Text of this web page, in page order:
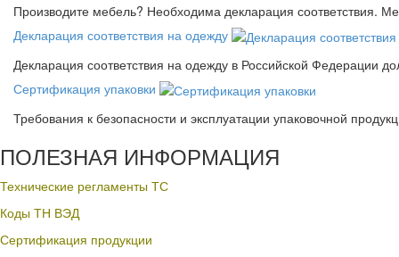
Производите мебель? Необходима декларация соответствия.
Декларация соответствия на одежду
Декларация соответствия на одежду в Российской Федерации
Сертификация упаковки
Требования к безопасности и эксплуатации упаковочной
ПОЛЕЗНАЯ ИНФОРМАЦИЯ
Технические регламенты ТС
Коды ТН ВЭД
Сертификация продукции